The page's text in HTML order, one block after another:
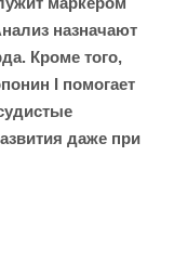
назначают
Кроме того,
I помогает
даже при